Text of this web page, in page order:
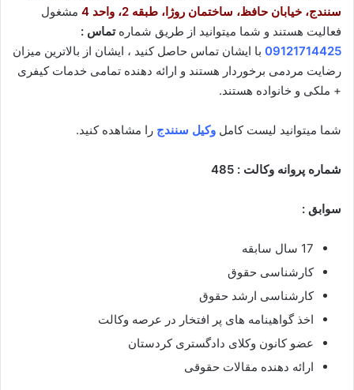
سنندج، خیابان حافظ، ساختمان روژا، طبقه 2، واحد 4
مشغول
فعالیت هستند و شما میتوانید از طریق شماره تماس :
09121714425 با ایشان تماس حاصل کنید ، ایشان از بالاترین میزان
رضایت مردمی برخوردار هستند و ارائه دهنده تمامی خدمات کیفری
+ ملکی و خانواده هستند.
شما میتوانید لیست کامل وکیل سنندج را مشاهده کنید.
شماره پروانه وکالت : 485
سوابق :
17 سال سابقه
کارشناسی حقوق
کارشناسی ارشد حقوق
اخذ گواهینامه های پر افتخار در عرصه وکالت
عضو کانون وکلای دادگستری کردستان
ارائه دهنده مقالات حقوقی